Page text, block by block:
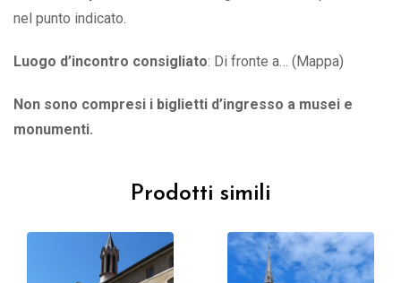
nel punto indicato.
Luogo d’incontro consigliato: Di fronte a… (Mappa)
Non sono compresi i biglietti d’ingresso a musei e
monumenti.
Prodotti simili